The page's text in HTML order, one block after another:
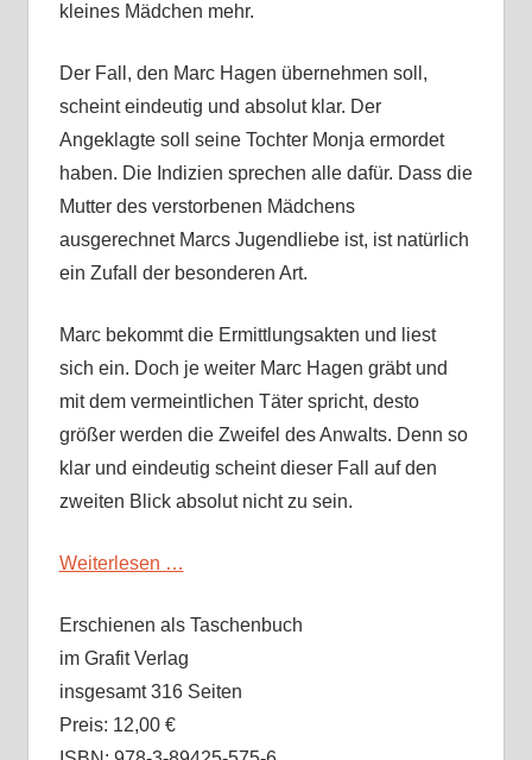
kleines Mädchen mehr.
Der Fall, den Marc Hagen übernehmen soll,
scheint eindeutig und absolut klar. Der
Angeklagte soll seine Tochter Monja ermordet
haben. Die Indizien sprechen alle dafür. Dass die
Mutter des verstorbenen Mädchens
ausgerechnet Marcs Jugendliebe ist, ist natürlich
ein Zufall der besonderen Art.
Marc bekommt die Ermittlungsakten und liest
sich ein. Doch je weiter Marc Hagen gräbt und
mit dem vermeintlichen Täter spricht, desto
größer werden die Zweifel des Anwalts. Denn so
klar und eindeutig scheint dieser Fall auf den
zweiten Blick absolut nicht zu sein.
Weiterlesen …
Erschienen als Taschenbuch
im Grafit Verlag
insgesamt 316 Seiten
Preis: 12,00 €